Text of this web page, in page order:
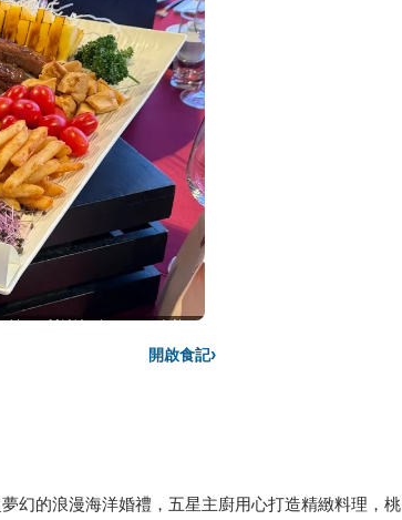
開啟食記›
幻的浪漫海洋婚禮，五星主廚用心打造精緻料理，桃